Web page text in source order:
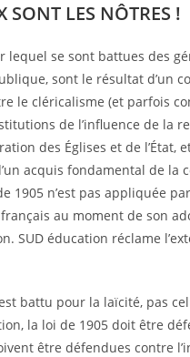
SONT LES NÔTRES !
se sont battues des
sont le résultat d’un
le cléricalisme (et parfois
de l’influence de la
des Églises et de
acquis fondamental de la
1905 n’est pas appliquée
au moment de son
SUD éducation réclame
battu pour la laïcité, pas
la loi de 1905 doit être
être défendues contre